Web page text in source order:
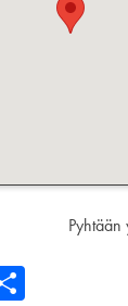
Pyhtään